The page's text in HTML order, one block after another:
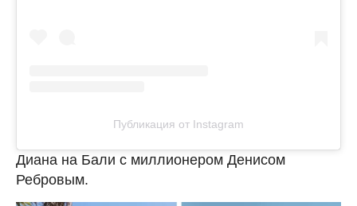
Публикация от Instagram
Диана на Бали с миллионером Денисом
Ребровым.